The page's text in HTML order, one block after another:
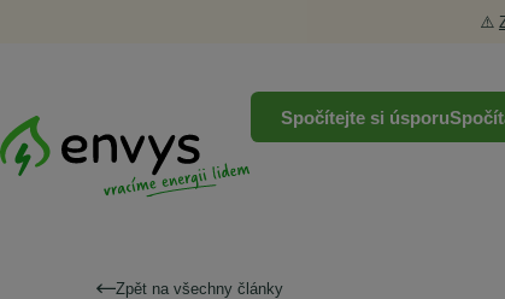
⚠️
Spočítejte si úsporu
Zpět na všechny články